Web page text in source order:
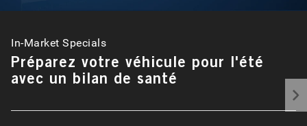
In-Market Specials
Préparez votre véhicule pour l'été
avec un bilan de santé